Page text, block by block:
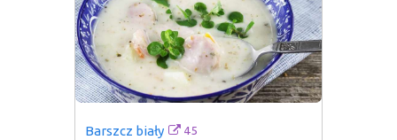
Barszcz biały 45